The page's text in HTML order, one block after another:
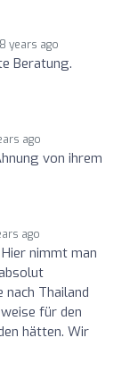
8 years ago
Beratung.
ago
von ihrem
ago
nimmt man
nach Thailand
für den
hätten. Wir